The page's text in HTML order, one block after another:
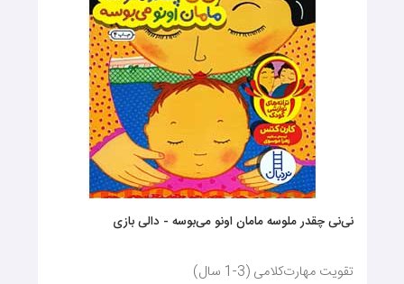
نی‌نی چقدر ملوسه مامان اونو می‌بوسه - دالی بازی
تقویت مهارت‌کلامی (3-1 سال)